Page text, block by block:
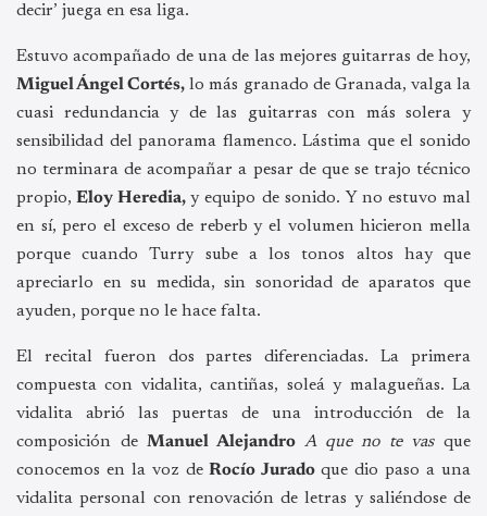
decir’ juega en esa liga.
Estuvo acompañado de una de las mejores guitarras de hoy,
Miguel Ángel Cortés, lo más granado de Granada, valga la
cuasi redundancia y de las guitarras con más solera y
sensibilidad del panorama flamenco. Lástima que el sonido
no terminara de acompañar a pesar de que se trajo técnico
propio, Eloy Heredia,y equipo de sonido. Y no estuvo mal
en sí, pero el exceso de reberb y el volumen hicieron mella
porque cuando Turry sube a los tonos altos hay que
apreciarlo en su medida, sin sonoridad de aparatos que
ayuden, porque no le hace falta.
El recital fueron dos partes diferenciadas. La primera
compuesta con vidalita, cantiñas, soleá y malagueñas. La
vidalita abrió las puertas de una introducción de la
composición deManuel Alejandro A que no te vasque
conocemos en la voz de Rocío Jurado que dio paso a una
vidalita personal con renovación de letras y saliéndose de